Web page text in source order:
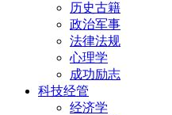
历史古籍
政治军事
法律法规
心理学
成功励志
科技经管
经济学